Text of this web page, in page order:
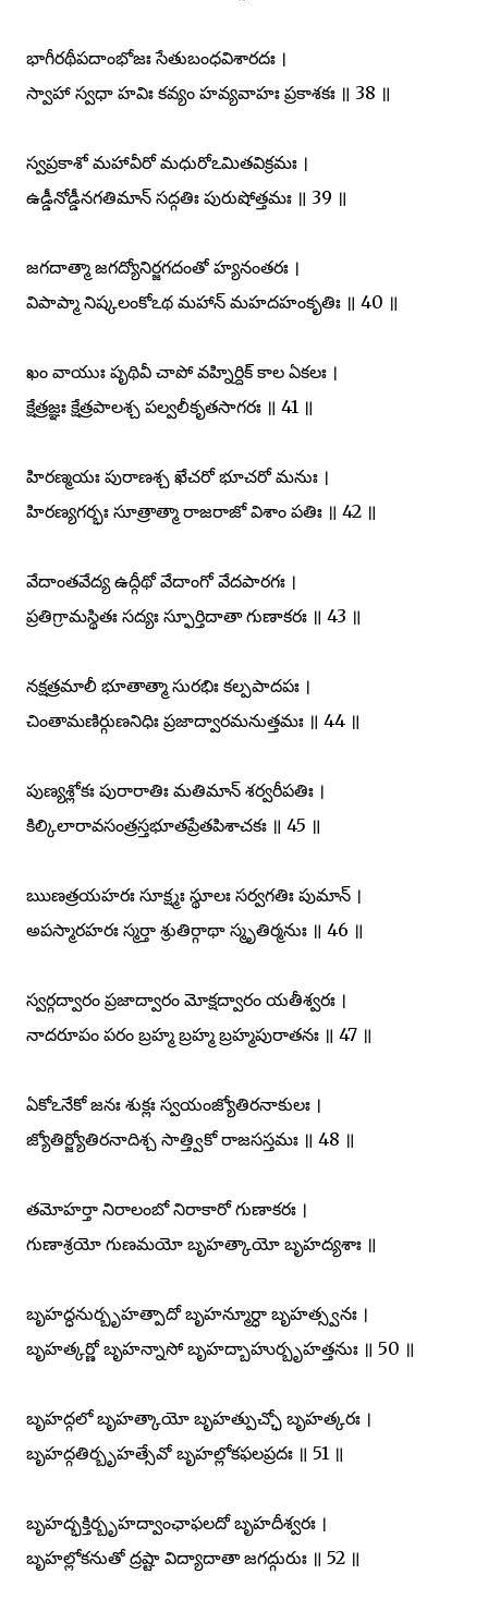
భాగీరథీపదాంభోజః సేతుబంధవిశారదః ।
స్వాహా స్వధా హవిః కవ్యం హవ్యవాహః ప్రకాశకః ॥ 38 ॥
స్వప్రకాశో మహావీరో మధురోఽమితవిక్రమః ।
ఉడ్డీనోడ్డీనగతిమాన్ సద్గతిః పురుషోత్తమః ॥ 39 ॥
జగదాత్మా జగద్యోనిర్జగదంతో హ్యనంతరః ।
విపాప్మా నిష్కలంకోఽథ మహాన్ మహదహంకృతిః ॥ 40 ॥
ఖం వాయుః పృథివీ చాపో వహ్నిర్దిక్ కాల ఏకలః ।
క్షేత్రజ్ఞః క్షేత్రపాలశ్చ పల్వలీకృతసాగరః ॥ 41 ॥
హిరణ్మయః పురాణశ్చ ఖేచరో భూచరో మనుః ।
హిరణ్యగర్భః సూత్రాత్మా రాజరాజో విశాం పతిః ॥ 42 ॥
వేదాంతవేద్య ఉద్గీథో వేదాంగో వేదపారగః ।
ప్రతిగ్రామస్థితః సద్యః స్ఫూర్తిదాతా గుణాకరః ॥ 43 ॥
నక్షత్రమాలీ భూతాత్మా సురభిః కల్పపాదపః ।
చింతామణిర్గుణనిధిః ప్రజాద్వారమనుత్తమః ॥ 44 ॥
పుణ్యశ్లోకః పురారాతిః మతిమాన్ శర్వరీపతిః ।
కిల్కిలారావసంత్రస్తభూతప్రేతపిశాచకః ॥ 45 ॥
ఋణత్రయహరః సూక్ష్మః స్థూలః సర్వగతిః పుమాన్ ।
అపస్మారహరః స్మర్తా శ్రుతిర్గాథా స్మృతిర్మనుః ॥ 46 ॥
స్వర్గద్వారం ప్రజాద్వారం మోక్షద్వారం యతీశ్వరః ।
నాదరూపం పరం బ్రహ్మ బ్రహ్మ బ్రహ్మపురాతనః ॥ 47 ॥
ఏకోఽనేకో జనః శుక్లః స్వయంజ్యోతిరనాకులః ।
జ్యోతిర్జ్యోతిరనాదిశ్చ సాత్త్వికో రాజసస్తమః ॥ 48 ॥
తమోహర్తా నిరాలంబో నిరాకారో గుణాకరః ।
గుణాశ్రయో గుణమయో బృహత్కాయో బృహద్యశాః ॥
బృహద్ధనుర్బృహత్పాదో బృహన్మూర్ధా బృహత్స్వనః ।
బృహత్కర్ణో బృహన్నాసో బృహద్బాహుర్బృహత్తనుః ॥ 50 ॥
బృహద్గలో బృహత్కాయో బృహత్పుచ్ఛో బృహత్కరః ।
బృహద్గతిర్బృహత్సేవో బృహల్లోకఫలప్రదః ॥ 51 ॥
బృహద్భక్తిర్బృహద్వాంఛాఫలదో బృహదీశ్వరః ।
బృహల్లోకనుతో ద్రష్టా విద్యాదాతా జగద్గురుః ॥ 52 ॥